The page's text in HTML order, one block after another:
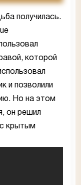
получилась.
которой
и позволили
Но на этом
он решил
крытым